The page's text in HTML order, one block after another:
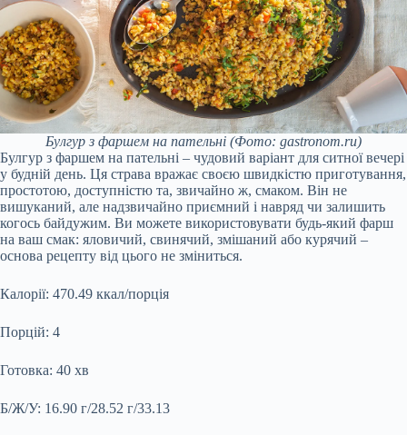
Булгур з фаршем на пательні (Фото: gastronom.ru)
Булгур з фаршем на пательні – чудовий варіант для ситної вечері
у будній день. Ця страва вражає своєю швидкістю приготування,
простотою, доступністю та, звичайно ж, смаком. Він не
вишуканий, але надзвичайно приємний і навряд чи залишить
когось байдужим. Ви можете використовувати будь-який фарш
на ваш смак: яловичий, свинячий, змішаний або курячий –
основа рецепту від цього не зміниться.
Калорії: 470.49 ккал/порція
Порцій: 4
Готовка: 40 хв
Б/Ж/У: 16.90 г/28.52 г/33.13